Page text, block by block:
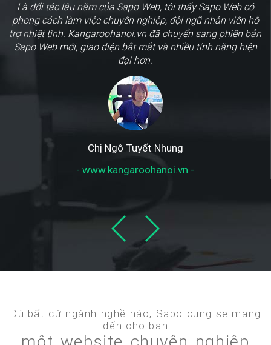
Là đối tác lâu năm của Sapo Web, tôi thấy Sapo Web có
phong cách làm việc chuyên nghiệp, đội ngũ nhân viên hỗ
trợ nhiệt tình. Kangaroohanoi.vn đã chuyển sang phiên bản
Sapo Web mới, giao diện bắt mắt và nhiều tính năng hiện
đại hơn.
Chị Ngô Tuyết Nhung
- www.kangaroohanoi.vn -
Dù bất cứ ngành nghề nào, Sapo cũng sẽ mang
đến cho bạn